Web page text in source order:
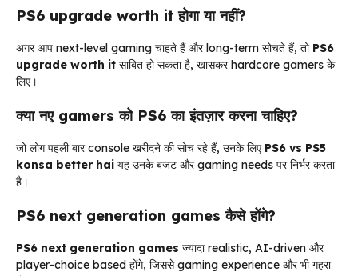
PS6 upgrade worth it होगा या नहीं?
अगर आप next-level gaming चाहते हैं और long-term सोचते हैं, तो PS6
upgrade worth it साबित हो सकता है, खासकर hardcore gamers के
लिए।
क्या नए gamers को PS6 का इंतज़ार करना चाहिए?
जो लोग पहली बार console खरीदने की सोच रहे हैं, उनके लिए PS6 vs PS5
konsa better hai यह उनके बजट और gaming needs पर निर्भर करता
है।
PS6 next generation games कैसे होंगे?
PS6 next generation games ज्यादा realistic, AI-driven और
player-choice based होंगे, जिससे gaming experience और भी गहरा